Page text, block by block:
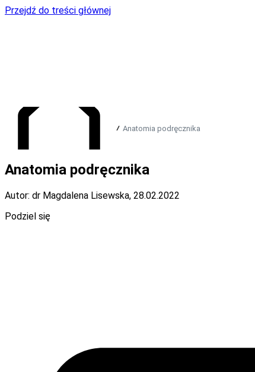
Przejdź do treści głównej
Anatomia podręcznika
Anatomia podręcznika
Autor: dr Magdalena Lisewska, 28.02.2022
Podziel się